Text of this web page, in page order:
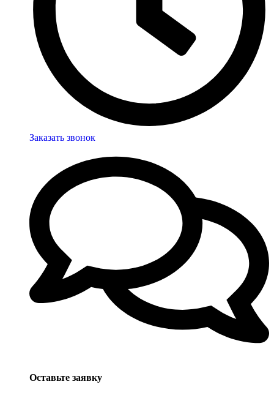
Заказать звонок
Оставьте заявку